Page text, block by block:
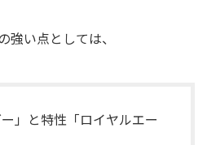
強い点としては、
」と特性「ロイヤルエー